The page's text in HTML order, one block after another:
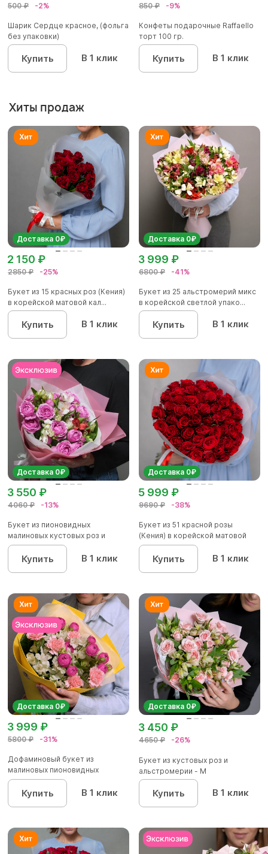
500 ₽ -2%
Шарик Сердце красное, (фольга
без упаковки)
Купить В 1 клик
850 ₽ -9%
Конфеты подарочные Raffaello
торт 100 гр.
Купить В 1 клик
Хиты продаж
Доставка 0₽
2850 ₽ -25%
2 150 ₽
Букет из 15 красных роз (Кения)
в корейской матовой кал...
Купить В 1 клик
Доставка 0₽
6800 ₽ -41%
3 999 ₽
Букет из 25 альстромерий микс
в корейской светлой упако...
Купить В 1 клик
Доставка 0₽
4060 ₽ -13%
3 550 ₽
Букет из пионовидных
малиновых кустовых роз и
альстроме...
Купить В 1 клик
Доставка 0₽
9690 ₽ -38%
5 999 ₽
Букет из 51 красной розы
(Кения) в корейской матовой
уп...
Купить В 1 клик
Доставка 0₽
5800 ₽ -31%
3 999 ₽
Дофаминовый букет из
малиновых пионовидных
кустовых роз...
Купить В 1 клик
Доставка 0₽
4650 ₽ -26%
3 450 ₽
Букет из кустовых роз и
альстромерии - М
Купить В 1 клик